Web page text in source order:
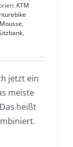
KTM
Mousse,
,
jetzt ein
meiste
heißt